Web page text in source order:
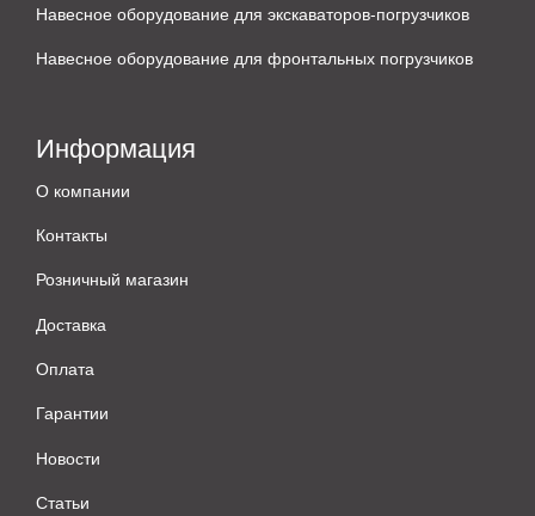
Навесное оборудование для экскаваторов-погрузчиков
Навесное оборудование для фронтальных погрузчиков
Информация
О компании
Контакты
Розничный магазин
Доставка
Оплата
Гарантии
Новости
Статьи